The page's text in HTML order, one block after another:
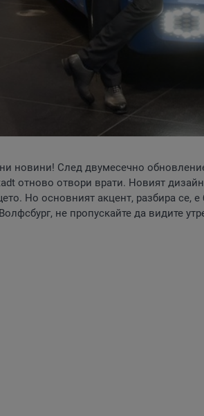
новини! След двумесечно
отново отвори врати. Новият
Но основният акцент, разбира се,
не пропускайте да видите